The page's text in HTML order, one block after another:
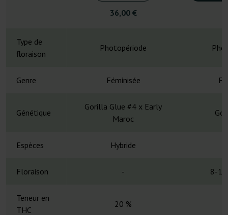
36,00 €
Type de
floraison
Photopériode
Genre Féminisée
Génétique
Gorilla Glue #4 x Early
Maroc
Espèces Hybride
Floraison - 8-10
Teneur en
THC
20 %